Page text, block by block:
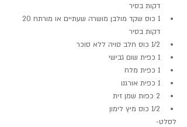
דקות בסיר
דקות בסיר
1/2 כוס חלב סויה ללא סוכר
1 כפית שום גבישי
1 כפית מלח
1 כפית אורגנו
2 כפות שמן זית
1/2 כוס מיץ לימון
לסלט-